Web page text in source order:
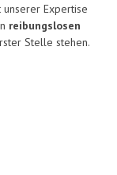
Expertise
reibungslosen
Stelle stehen.